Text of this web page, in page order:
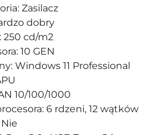
Zasilacz
dobry
250 cd/m2
10 GEN
Windows 11 Professional
10/100/1000
6 rdzeni, 12 wątków